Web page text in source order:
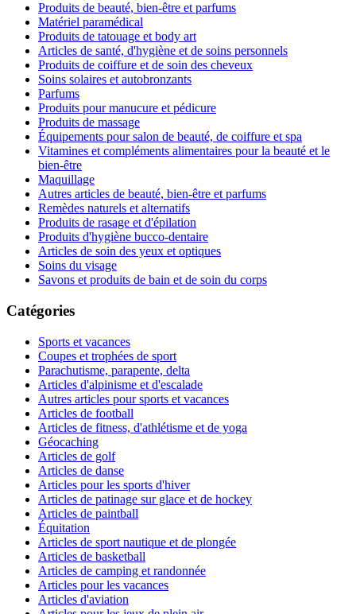
Produits de beauté, bien-être et parfums
Matériel paramédical
Produits de tatouage et body art
Articles de santé, d'hygiène et de soins personnels
Produits de coiffure et de soin des cheveux
Soins solaires et autobronzants
Parfums
Produits pour manucure et pédicure
Produits de massage
Équipements pour salon de beauté, de coiffure et spa
Vitamines et compléments alimentaires pour la beauté et le
bien-être
Maquillage
Autres articles de beauté, bien-être et parfums
Remèdes naturels et alternatifs
Produits de rasage et d'épilation
Produits d'hygiène bucco-dentaire
Articles de soin des yeux et optiques
Soins du visage
Savons et produits de bain et de soin du corps
Catégories
Sports et vacances
Coupes et trophées de sport
Parachutisme, parapente, delta
Articles d'alpinisme et d'escalade
Autres articles pour sports et vacances
Articles de football
Articles de fitness, d'athlétisme et de yoga
Géocaching
Articles de golf
Articles de danse
Articles pour les sports d'hiver
Articles de patinage sur glace et de hockey
Articles de paintball
Équitation
Articles de sport nautique et de plongée
Articles de basketball
Articles de camping et randonnée
Articles pour les vacances
Articles d'aviation